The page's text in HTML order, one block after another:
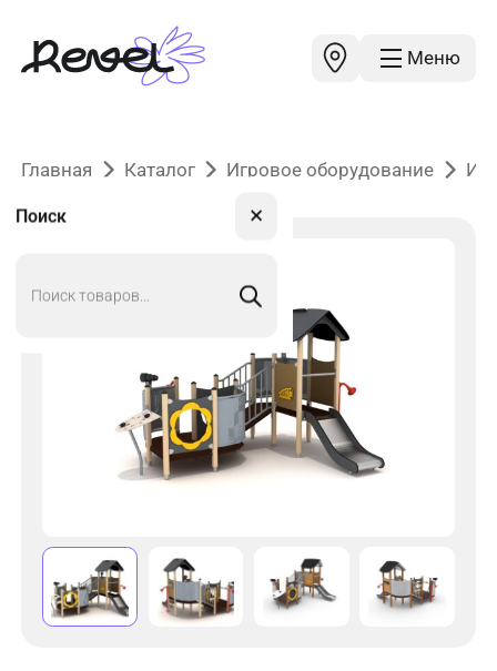
Меню
Поиск ✕
Главная Каталог Игровое оборудование